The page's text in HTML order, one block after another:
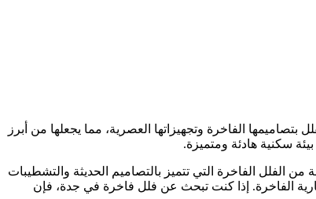
بتصاميمها الفاخرة وتجهيزاتها العصرية، مما يجعلها من أبرز
سكنية هادئة ومتميزة.
الفلل الفاخرة التي تتميز بالتصاميم الحديثة والتشطيبات
الفاخرة. إذا كنت تبحث عن فلل فاخرة في جدة، فإن